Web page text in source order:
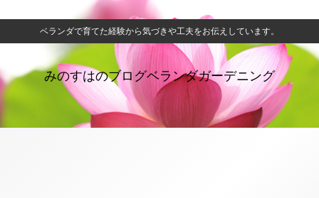
ベランダで育てた経験から気づきや工夫をお伝えしています。
みのすはのブログベランダガーデニング